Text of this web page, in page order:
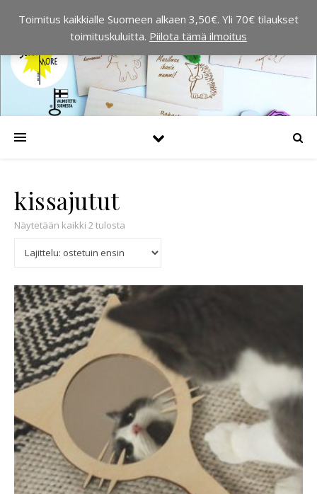
kissajutut
Näytetään kaikki 2 tulosta
Toimitus kaikkialle Suomeen alkaen 3,50€. Yli 70€ tilaukset
toimituskuluitta. Piilota tämä ilmoitus